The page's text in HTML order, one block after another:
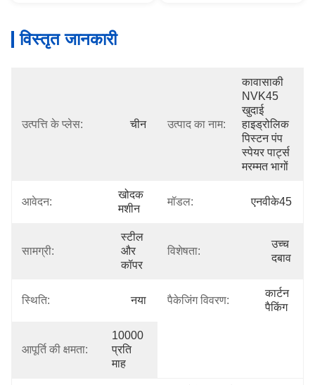
विस्तृत जानकारी
उत्पत्ति के प्लेस: चीन उत्पाद का नाम:
कावासाकी
NVK45
खुदाई
हाइड्रोलिक
पिस्टन पंप
स्पेयर पार्ट्स
मरम्मत भागों
आवेदन:
खोदक
मशीन
मॉडल: एनवीके45
सामग्री:
स्टील
और
कॉपर
विशेषता:
उच्च
दबाव
स्थिति: नया पैकेजिंग विवरण:
कार्टन
पैकिंग
आपूर्ति की क्षमता:
10000
प्रति
माह